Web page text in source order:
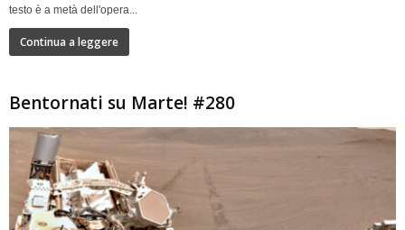
testo è a metà dell'opera...
Continua a leggere
Bentornati su Marte! #280